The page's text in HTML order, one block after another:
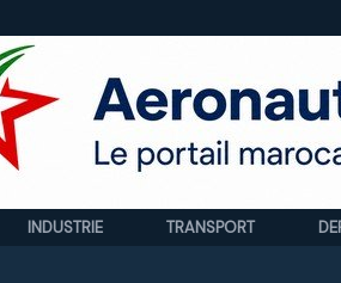
INDUSTRIE TRANSPORT